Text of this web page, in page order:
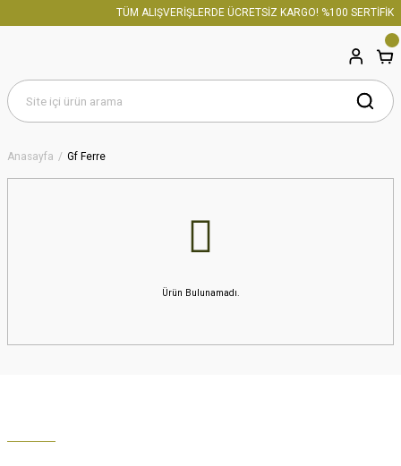
TÜM ALIŞVERİŞLERDE ÜCRETSİZ KARGO! %100
Anasayfa Gf Ferre
Ürün Bulunamadı.